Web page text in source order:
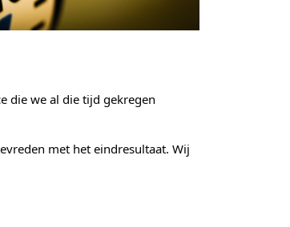
die we al die tijd gekregen
met het eindresultaat. Wij